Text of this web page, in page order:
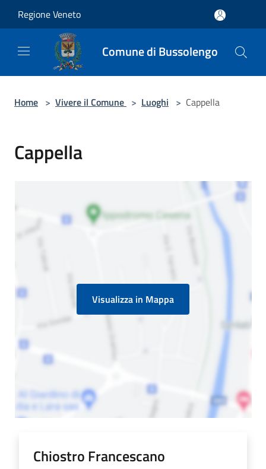
Regione Veneto
Comune di Bussolengo
Home > Vivere il Comune > Luoghi > Cappella
Cappella
Visualizza in Mappa
Chiostro Francescano